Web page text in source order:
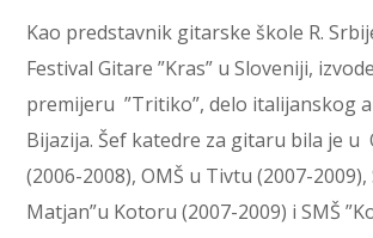
Kao predstavnik gitarske škole R.
Festival Gitare ”Kras” u Sloveniji,
premijeru ”Tritiko”, delo italijanskog
Bijazija. Šef katedre za gitaru bila je u
(2006-2008), OMŠ u Tivtu (2007-2009),
Matjan”u Kotoru (2007-2009) i SMŠ